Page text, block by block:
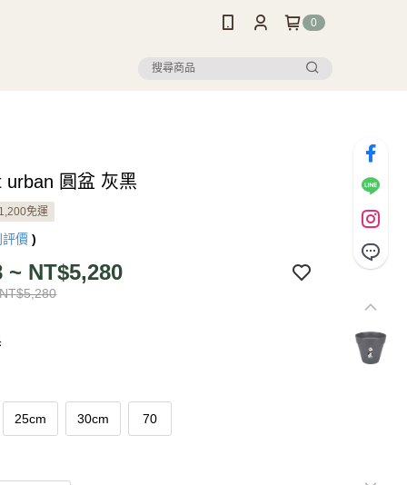
0
urban 圓盆 灰黑
免運
評價 )
~ NT$5,280
25cm 30cm 70